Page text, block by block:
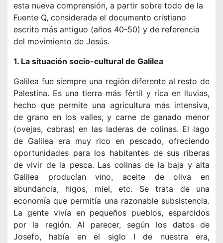
esta nueva comprensión, a partir sobre todo de la
Fuente Q, considerada el documento cristiano
escrito más antiguo (años 40-50) y de referencia
del movimiento de Jesús.
1. La situación socio-cultural de Galilea
Galilea fue siempre una región diferente al resto de
Palestina. Es una tierra más fértil y rica en lluvias,
hecho que permite una agricultura más intensiva,
de grano en los valles, y carne de ganado menor
(ovejas, cabras) en las laderas de colinas. El lago
de Galilea era muy rico en pescado, ofreciendo
oportunidades para los habitantes de sus riberas
de vivir de la pesca. Las colinas de la baja y alta
Galilea producían vino, aceite de oliva en
abundancia, higos, miel, etc. Se trata de una
economía que permitía una razonable subsistencia.
La gente vivía en pequeños pueblos, esparcidos
por la región. Al parecer, según los datos de
Josefo, había en el siglo I de nuestra era,